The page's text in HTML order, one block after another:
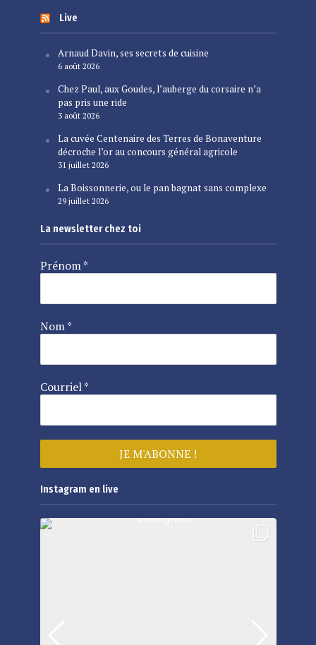
Live
Arnaud Davin, ses secrets de cuisine
6 août 2026
Chez Paul, aux Goudes, l’auberge du corsaire n’a
pas pris une ride
3 août 2026
La cuvée Centenaire des Terres de Bonaventure
décroche l’or au concours général agricole
31 juillet 2026
La Boissonnerie, ou le pan bagnat sans complexe
29 juillet 2026
La newsletter chez toi
Prénom*
Nom*
Courriel*
Instagram en live